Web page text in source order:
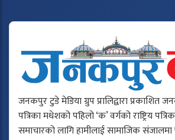
जनकपुर टुडे मेडिया ग्रुप प्रालिद्वारा
पत्रिका मधेशको पहिलो ‘क’ वर्गको राष्ट्रिय
समाचारको लागि हामीलाई सामाजिक